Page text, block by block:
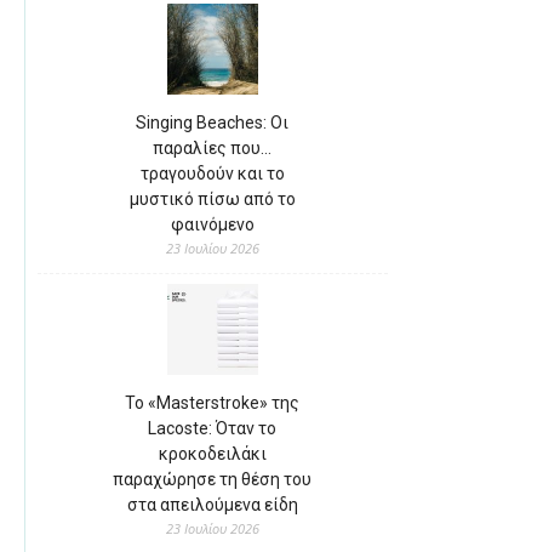
Singing Beaches: Οι
παραλίες που…
τραγουδούν και το
μυστικό πίσω από το
φαινόμενο
23 Ιουλίου 2026
Το «Masterstroke» της
Lacoste: Όταν το
κροκοδειλάκι
παραχώρησε τη θέση του
στα απειλούμενα είδη
23 Ιουλίου 2026